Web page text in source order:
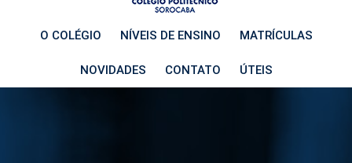
O COLÉGIO NÍVEIS DE ENSINO MATRÍCULAS
NOVIDADES CONTATO ÚTEIS